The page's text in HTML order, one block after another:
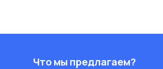
Что мы предлагаем?